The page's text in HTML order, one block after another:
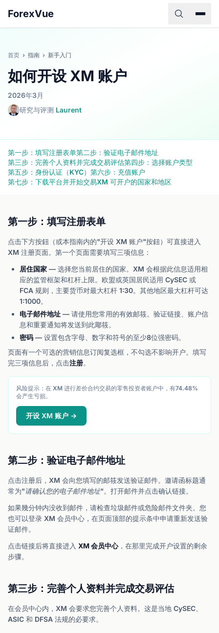
ForexVue
首页 › 指南 › 新手入门
如何开设 XM 账户
2026年3月
研究与评测 Laurent
第一步：填写注册表单第二步：验证电子邮件地址
第三步：完善个人资料并完成交易评估第四步：选择账户类型
第五步：身份认证（KYC） 第六步：充值账户
第七步：下载平台并开始交易XM 可开户的国家和地区
第一步：填写注册表单
点击下方按鈕（或本指南内的"开设 XM 账户"按鈕）可直接进入
XM 注册页面。第一个页面需要填写三项信息：
居住国家 — 选择您当前居住的国家。XM 会根据此信息适用相
应的监管框架和杠杆上限。欧盟或英国居民适用 CySEC 或
FCA 规则，主要货币对最大杠杆 1:30。其他地区最大杠杆可达
1:1000。
电子邮件地址 — 请使用您常用的有效邮筱。验证链接、账户信
息和重要通知将发送到此郮筱。
密码 — 设置包含字母、数字和符号的至少8位强密码。
页面有一个可选的营销信息订阅复选框，不勾选不影响开户。填写
完三项信息后，点击注册。
风险提示：在 XM 进行差价合约交易的零售投资者账户中，有74.48%
会产生亏损。
开设 XM 账户 →
第二步：验证电子邮件地址
点击注册后，XM 会向您填写的邮筱发送验证邮件。邀请函标题通
常为"请确认您的电子邮件地址"。打开邮件并点击确认链接。
如果幾分钟内没收到邮件，请检查垃圾邮件或危险邮件文件夹。您
也可以登录 XM 会员中心，在页面顶部的提示条中申请重新发送验
证邮件。
点击链接后将直接进入 XM 会员中心，在那里完成开户设置的剩余
步骤。
第三步：完善个人资料并完成交易评估
在会员中心内，XM 会要求您完善个人资料。这是当地 CySEC、
ASIC 和 DFSA 法规的必要求。